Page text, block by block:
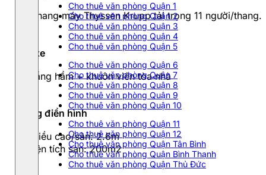
Cho thuê văn phòng Quận 1
Cho thuê văn phòng Quận 2
Cho thuê văn phòng Quận 3
Cho thuê văn phòng Quận 4
Cho thuê văn phòng Quận 5
Cho thuê văn phòng Quận 6
Cho thuê văn phòng Quận 7
Cho thuê văn phòng Quận 8
Cho thuê văn phòng Quận 9
Cho thuê văn phòng Quận 10
Cho thuê văn phòng Quận 11
Cho thuê văn phòng Quận 12
Cho thuê văn phòng Quận Tân Bình
Cho thuê văn phòng Quận Bình Thạnh
Cho thuê văn phòng Quận Thủ Đức
02 thang máy Thyssen Krupp tải trọng 11 người/thang.
Đỗ xe
01 tầng hầm + khuôn viên tòa nhà
Tầng điển hình
- Chiều cao/sàn: 2.6m
- Diện tích sàn: 200m2